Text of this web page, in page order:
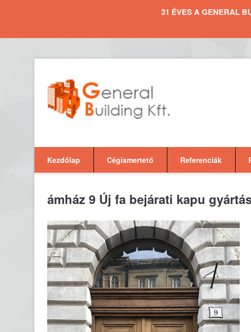
31 ÉVES A GENERAL
Kezdőlap Cégismertető Referenciák
ámház 9 Új fa bejárati kapu